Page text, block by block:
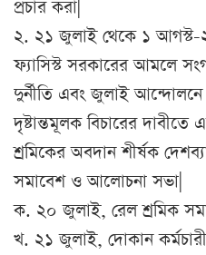
প্রচার করা|
২. ২১ জুলাই থেকে ১
ফ্যাসিস্ট সরকারের আমলে
দুর্নীতি এবং জুলাই আন্দোলনে
দৃষ্টান্তমূলক বিচারের
শ্রমিকের অবদান শীর্ষক
সমাবেশ ও আলোচনা সভা|
ক. ২০ জুলাই, রেল শ্রমিক
খ. ২১ জুলাই, দোকান